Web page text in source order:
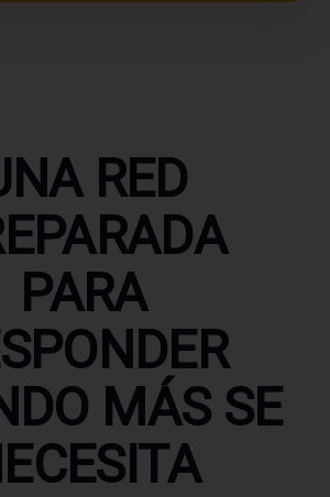
RED
PARA
MÁS SE